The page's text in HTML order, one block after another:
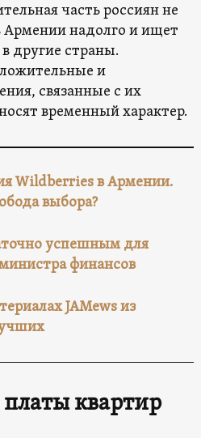
часть россиян не
Армении надолго и ищет
другие страны.
и
связанные с их
временный характер.
Wildberries в Армении.
выбора?
успешным для
финансов
JAMews из
квартир